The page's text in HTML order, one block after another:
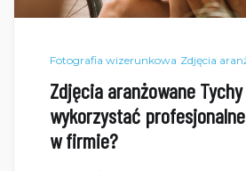
Fotografia wizerunkowa Zdjęcia
Zdjęcia aranżowane
wykorzystać
w firmie?